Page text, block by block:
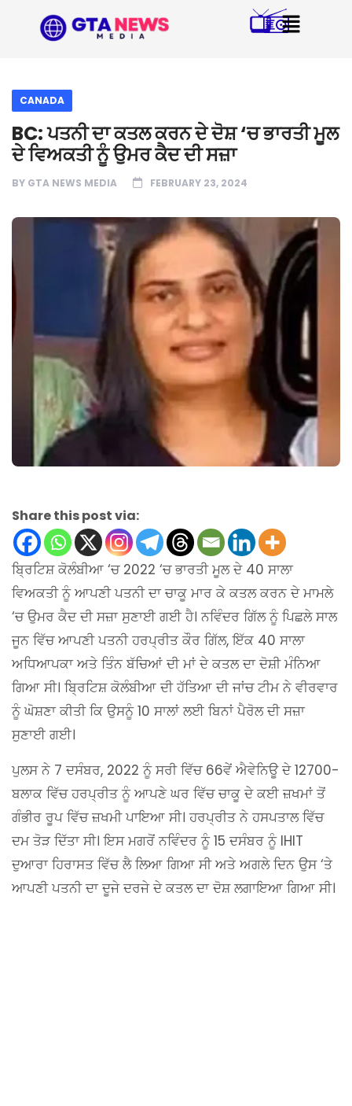
CANADA
BC: ਪਤਨੀ ਦਾ ਕਤਲ ਕਰਨ ਦੇ ਦੋਸ਼ ‘ਚ ਭਾਰਤੀ ਮੂਲ
ਦੇ ਵਿਅਕਤੀ ਨੂੰ ਉਮਰ ਕੈਦ ਦੀ ਸਜ਼ਾ
BY GTA NEWS MEDIA FEBRUARY 23, 2024
Share this post via:
ਬ੍ਰਿਟਿਸ਼ ਕੋਲੰਬੀਆ ‘ਚ 2022 ‘ਚ ਭਾਰਤੀ ਮੂਲ ਦੇ 40 ਸਾਲਾ
ਵਿਅਕਤੀ ਨੂੰ ਆਪਣੀ ਪਤਨੀ ਦਾ ਚਾਕੂ ਮਾਰ ਕੇ ਕਤਲ ਕਰਨ ਦੇ ਮਾਮਲੇ
‘ਚ ਉਮਰ ਕੈਦ ਦੀ ਸਜ਼ਾ ਸੁਣਾਈ ਗਈ ਹੈ। ਨਵਿੰਦਰ ਗਿੱਲ ਨੂੰ ਪਿਛਲੇ ਸਾਲ
ਜੂਨ ਵਿੱਚ ਆਪਣੀ ਪਤਨੀ ਹਰਪ੍ਰੀਤ ਕੌਰ ਗਿੱਲ, ਇੱਕ 40 ਸਾਲਾ
ਅਧਿਆਪਕਾ ਅਤੇ ਤਿੰਨ ਬੱਚਿਆਂ ਦੀ ਮਾਂ ਦੇ ਕਤਲ ਦਾ ਦੋਸ਼ੀ ਮੰਨਿਆ
ਗਿਆ ਸੀ। ਬ੍ਰਿਟਿਸ਼ ਕੋਲੰਬੀਆ ਦੀ ਹੱਤਿਆ ਦੀ ਜਾਂਚ ਟੀਮ ਨੇ ਵੀਰਵਾਰ
ਨੂੰ ਘੋਸ਼ਣਾ ਕੀਤੀ ਕਿ ਉਸਨੂੰ 10 ਸਾਲਾਂ ਲਈ ਬਿਨਾਂ ਪੈਰੋਲ ਦੀ ਸਜ਼ਾ
ਸੁਣਾਈ ਗਈ।
ਪੁਲਸ ਨੇ 7 ਦਸੰਬਰ, 2022 ਨੂੰ ਸਰੀ ਵਿੱਚ 66ਵੇਂ ਐਵੇਨਿਊ ਦੇ 12700-
ਬਲਾਕ ਵਿੱਚ ਹਰਪ੍ਰੀਤ ਨੂੰ ਆਪਣੇ ਘਰ ਵਿੱਚ ਚਾਕੂ ਦੇ ਕਈ ਜ਼ਖਮਾਂ ਤੋਂ
ਗੰਭੀਰ ਰੂਪ ਵਿੱਚ ਜ਼ਖਮੀ ਪਾਇਆ ਸੀ। ਹਰਪ੍ਰੀਤ ਨੇ ਹਸਪਤਾਲ ਵਿੱਚ
ਦਮ ਤੋੜ ਦਿੱਤਾ ਸੀ। ਇਸ ਮਗਰੋਂ ਨਵਿੰਦਰ ਨੂੰ 15 ਦਸੰਬਰ ਨੂੰ IHIT
ਦੁਆਰਾ ਹਿਰਾਸਤ ਵਿੱਚ ਲੈ ਲਿਆ ਗਿਆ ਸੀ ਅਤੇ ਅਗਲੇ ਦਿਨ ਉਸ ‘ਤੇ
ਆਪਣੀ ਪਤਨੀ ਦਾ ਦੂਜੇ ਦਰਜੇ ਦੇ ਕਤਲ ਦਾ ਦੋਸ਼ ਲਗਾਇਆ ਗਿਆ ਸੀ।